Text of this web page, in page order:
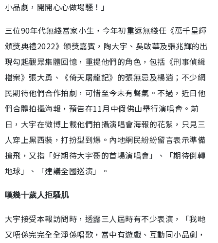
小品劇，開開心心做場騷！」
三位90年代無綫當家小生，今年初重返無綫任《萬千星輝
頒獎典禮2022》頒獎嘉賓，陶大宇、吳啟華及張兆輝的出
現勾起觀眾集體回憶，重提他們的角色，包括《刑事偵緝
檔案》張大勇、《倚天屠龍記》的張無忌及楊逍；不少網
民期待他們合作拍劇，可惜至今未有聲氣。不過，近日他
們合體拍攝海報，預告在11月中假佛山舉行演唱會。前
日，大宇在微博上載他們拍攝演唱會海報的花絮，只見三
人穿上黑西裝，打扮型到爆。內地網民紛紛留言表示準備
搶飛，又指「好期待大宇哥的首場演唱會」、「期待倒轉
地球」、「建議全國巡演」。
嘆幾十歲人拒騷肌
大宇接受本報訪問時，透露三人屆時有不少表演，「我哋
又唔係完完全全淨係唱歌，當中有遊戲、互動同小品劇，